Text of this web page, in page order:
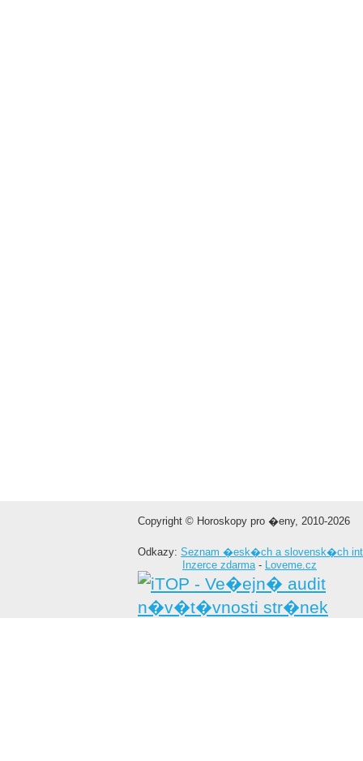
Copyright © Horoskopy pro �eny, 2010-2026
Odkazy: Seznam �esk�ch a slovensk�ch
Inzerce zdarma- Loveme.cz